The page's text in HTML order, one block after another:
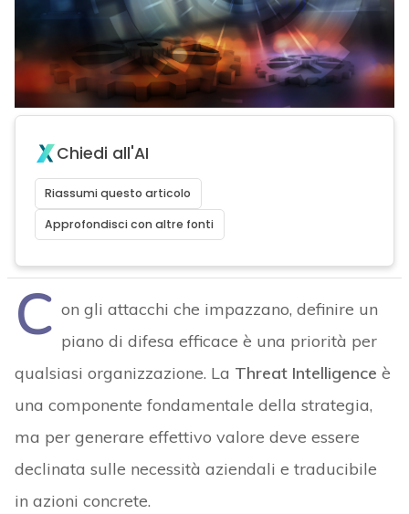
Chiedi all'AI
Riassumi questo articolo
Approfondisci con altre fonti
C on gli attacchi che impazzano, definire un
piano di difesa efficace è una priorità per
qualsiasi organizzazione. La Threat Intelligence è
una componente fondamentale della strategia,
ma per generare effettivo valore deve essere
declinata sulle necessità aziendali e traducibile
in azioni concrete.